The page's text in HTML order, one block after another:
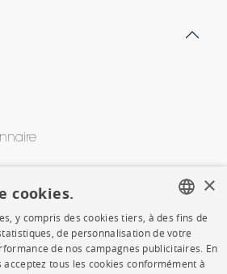
FRENCH
ENGLISH
×
cookies.
y compris des cookies tiers, à des fins de
de personnalisation de votre
de nos campagnes publicitaires. En
tous les cookies conformément à